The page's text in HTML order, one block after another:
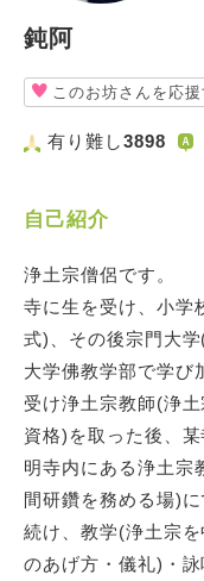
鈍阿
このお坊さんを応
有り難し3898
自己紹介
浄土宗僧侶です。
寺に生を受け、小学
式)、その後宗門大
大学佛教学部で学び
受け浄土宗教師(浄
資格)を取った後、
明寺内にある浄土宗
間研鑽を務める場)
続け、教学(浄土宗
のあげ方・儀礼)・